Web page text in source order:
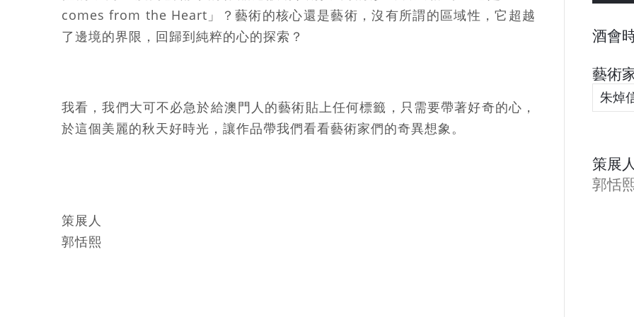
comes from the Heart」？藝術的核心還是藝術，沒有所謂的區域性，它超越
了邊境的界限，回歸到純粹的心的探索？
我看，我們大可不必急於給澳門人的藝術貼上任何標籤，只需要帶著好奇的心，
於這個美麗的秋天好時光，讓作品帶我們看看藝術家們的奇異想象。
策展人
郭恬熙
酒會
藝術
朱焯
策展
郭恬